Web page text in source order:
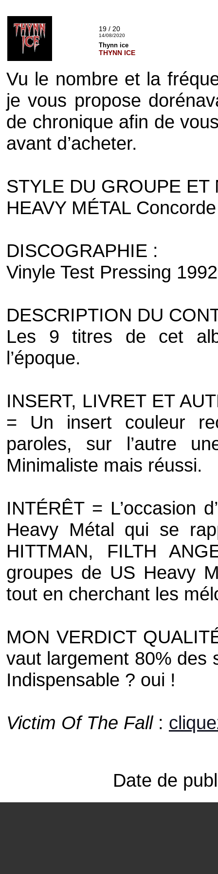
19 / 20
14/08/2020
Thynn ice
THYNN ICE
Vu le nombre et la
je vous propose
de chronique afin de
avant d’acheter.
STYLE DU GROUPE ET
HEAVY MÉTAL
DISCOGRAPHIE :
Vinyle Test Pressing
DESCRIPTION DU
Les 9 titres de cet
l’époque.
INSERT, LIVRET ET
= Un insert couleur
paroles, sur l’autre
Minimaliste mais réussi.
INTÉRÊT = L’occasion
Heavy Métal qui se
HITTMAN, FILTH
groupes de US Heavy
tout en cherchant les
MON VERDICT
vaut largement 80% des
Indispensable ? oui !
Victim Of The Fall:
Date de